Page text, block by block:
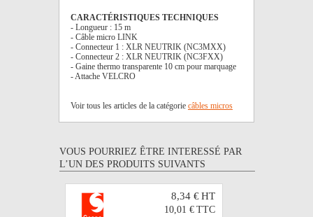
CARACTÉRISTIQUES TECHNIQUES
- Longueur : 15 m
- Câble micro LINK
- Connecteur 1 : XLR NEUTRIK (NC3MXX)
- Connecteur 2 : XLR NEUTRIK (NC3FXX)
- Gaine thermo transparente 10 cm pour marquage
- Attache VELCRO
Voir tous les articles de la catégorie câbles micros
VOUS POURRIEZ ÊTRE INTERESSÉ PAR
L’UN DES PRODUITS SUIVANTS
8,34 €HT
10,01 € TTC